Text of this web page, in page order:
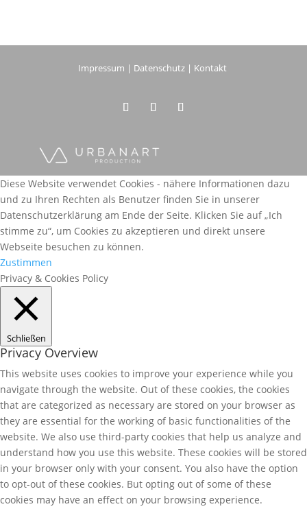
Impressum | Datenschutz| Kontakt
Diese Website verwendet Cookies - nähere Informationen dazu
und zu Ihren Rechten als Benutzer finden Sie in unserer
Datenschutzerklärung am Ende der Seite. Klicken Sie auf „Ich
stimme zu“, um Cookies zu akzeptieren und direkt unsere
Webseite besuchen zu können.
Zustimmen
Privacy & Cookies Policy
Schließen
Privacy Overview
This website uses cookies to improve your experience while you
navigate through the website. Out of these cookies, the cookies
that are categorized as necessary are stored on your browser as
they are essential for the working of basic functionalities of the
website. We also use third-party cookies that help us analyze and
understand how you use this website. These cookies will be stored
in your browser only with your consent. You also have the option
to opt-out of these cookies. But opting out of some of these
cookies may have an effect on your browsing experience.